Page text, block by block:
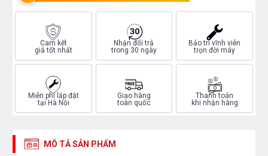
Cam kết
giá tốt nhất
Nhận đổi trả
trong 30 ngày
Bảo trì vĩnh viễn
trọn đời máy
Miễn phí lắp đặt
tại Hà Nội
Giao hàng
toàn quốc
Thanh toán
khi nhận hàng
MÔ TẢ SẢN PHẨM